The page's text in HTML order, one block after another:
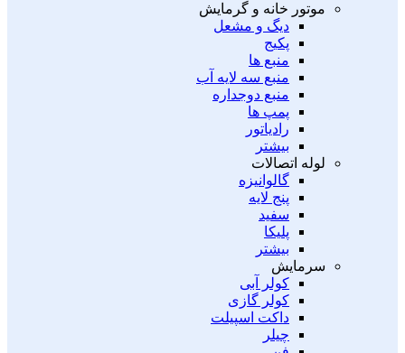
موتور خانه و گرمایش
دیگ و مشعل
پکیج
منبع ها
منبع سه لایه آب
منبع دوجداره
پمپ ها
رادیاتور
بیشتر
لوله اتصالات
گالوانیزه
پنج لایه
سفید
پلیکا
بیشتر
سرمایش
کولر آبی
کولر گازی
داکت اسپیلت
چیلر